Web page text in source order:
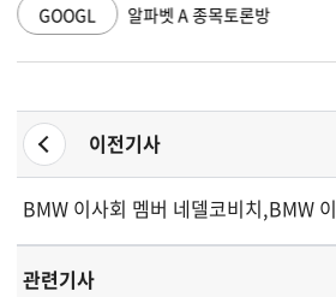
GOOGL 알파벳 A 종목토론방
이전기사
BMW 이사회 멤버 네델코비치, 옵션
BMW
관련기사